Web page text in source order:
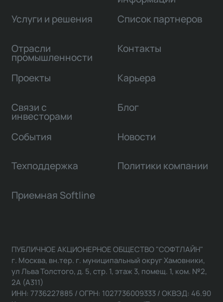
Услуги и решения
Отрасли
промышленности
Проекты
Связи с
инвесторами
Список партнеров
Контакты
Карьера
Блог
События Новости
Техподдержка Политики компании
Приемная Softline
ПУБЛИЧНОЕ АКЦИОНЕРНОЕ ОБЩЕСТВО "СОФТЛАЙН"
г. Москва, вн.тер. г. муниципальный округ Хамовники,
ул Льва Толстого, д. 5, стр. 1, этаж 3, помещ. 1, ком. №2,
2А (А311)
ИНН: 7736227885 / ОГРН: 1027736009333 / ОКВЭД: 46.90